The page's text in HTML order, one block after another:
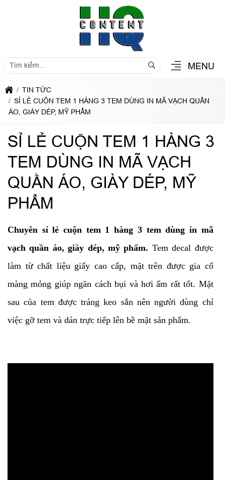
MENU
TIN TỨC
SỈ LẺ CUỘN TEM 1 HÀNG 3 TEM DÙNG IN MÃ VẠCH QUẦN
ÁO, GIÀY DÉP, MỸ PHẨM
SỈ LẺ CUỘN TEM 1 HÀNG 3
TEM DÙNG IN MÃ VẠCH
QUẦN ÁO, GIÀY DÉP, MỸ
PHẨM
Chuyên sỉ lẻ cuộn tem 1 hàng 3 tem dùng in mã
vạch quần áo, giày dép, mỹ phẩm. Tem decal được
làm từ chất liệu giấy cao cấp, mặt trên được gia cố
màng mỏng giúp ngăn cách bụi và hơi ẩm rất tốt. Mặt
sau của tem được tráng keo sẵn nên người dùng chỉ
việc gỡ tem và dán trực tiếp lên bề mặt sản phẩm.